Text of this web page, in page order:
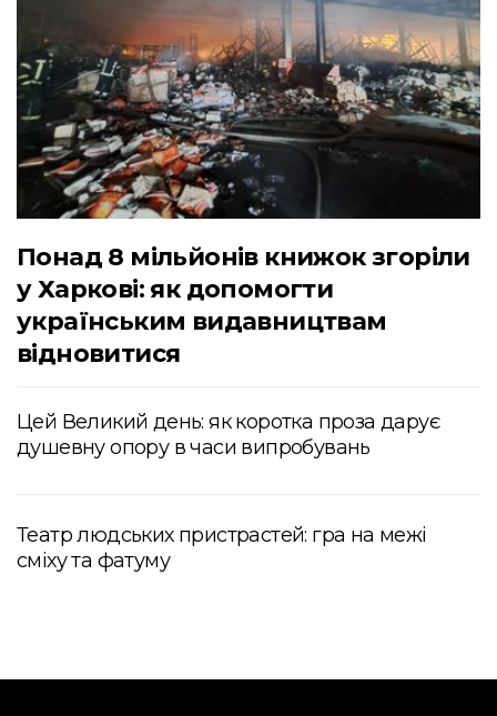
Понад 8 мільйонів книжок згоріли
у Харкові: як допомогти
українським видавництвам
відновитися
Цей Великий день: як коротка проза дарує
душевну опору в часи випробувань
Театр людських пристрастей: гра на межі
сміху та фатуму